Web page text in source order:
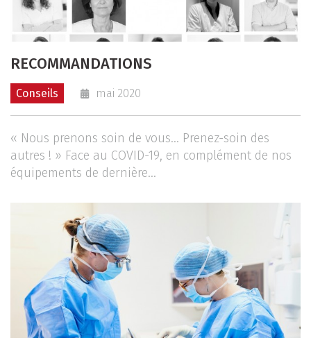
RECOMMANDATIONS
Conseils mai 2020
« Nous prenons soin de vous… Prenez-soin des
autres ! » Face au COVID-19, en complément de nos
équipements de dernière...